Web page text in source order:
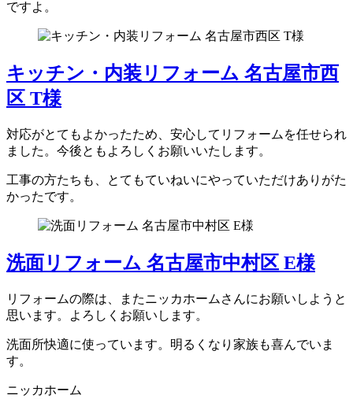
ですよ。
キッチン・内装リフォーム 名古屋市西
区 T様
対応がとてもよかったため、安心してリフォームを任せられ
ました。今後ともよろしくお願いいたします。
工事の方たちも、とてもていねいにやっていただけありがた
かったです。
洗面リフォーム 名古屋市中村区 E様
リフォームの際は、またニッカホームさんにお願いしようと
思います。よろしくお願いします。
洗面所快適に使っています。明るくなり家族も喜んでいま
す。
ニッカホーム